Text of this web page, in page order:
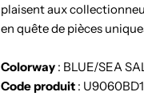
plaisent aux
en quête de pièces
Colorway : BLUE/SEA
Code produit : U9060BD1